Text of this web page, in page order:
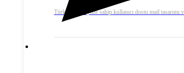
Türkçe bir arayüze sahip kullanıcı dostu mail